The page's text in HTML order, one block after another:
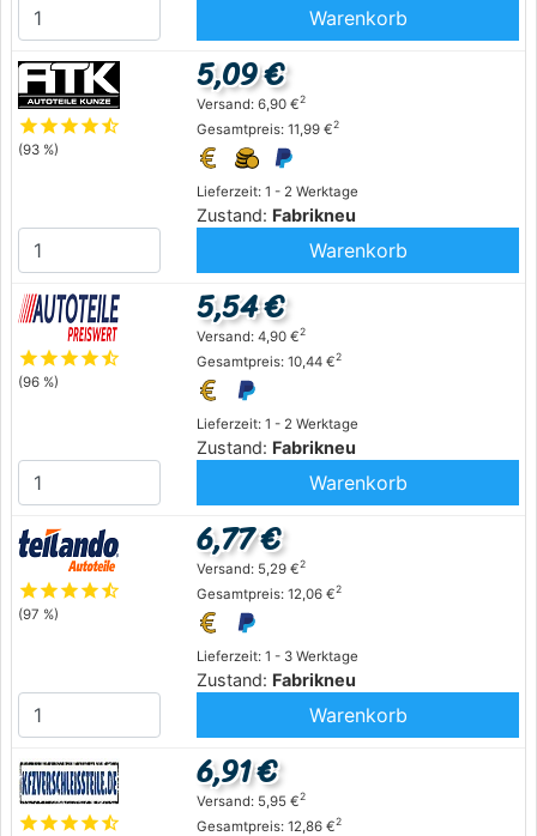
Warenkorb
starstarstarstarstar_half
(93 %)
Lieferzeit: 1 - 2 Werktage
Zustand: Fabrikneu
5,09 €
Versand: 6,90 €2
Gesamtpreis: 11,99 €2
Warenkorb
starstarstarstarstar_half
(96 %)
Lieferzeit: 1 - 2 Werktage
Zustand: Fabrikneu
5,54 €
Versand: 4,90 €2
Gesamtpreis: 10,44 €2
Warenkorb
starstarstarstarstar_half
(97 %)
Lieferzeit: 1 - 3 Werktage
Zustand: Fabrikneu
6,77 €
Versand: 5,29 €2
Gesamtpreis: 12,06 €2
Warenkorb
starstarstarstarstar_half
6,91 €
Versand: 5,95 €2
Gesamtpreis: 12,86 €2